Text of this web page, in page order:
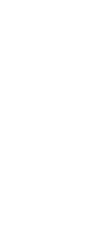
Aún así, es
regando el
cantidades
lluvia es de
referencia
partir